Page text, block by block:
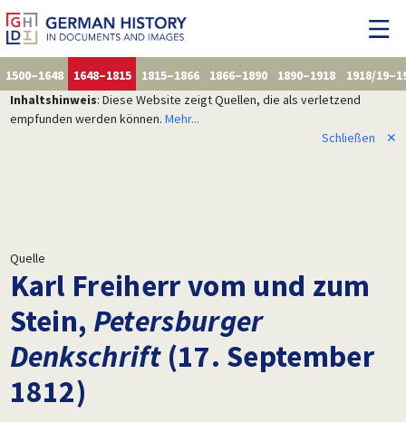
1500–1648 1648–1815 1815–1866 1866–1890 1890–1918
1918/
Inhaltshinweis: Diese Website zeigt Quellen, die als verletzend
empfunden werden können. Mehr...
Schließen
✕
Quelle
Karl Freiherr vom und zum
Stein, Petersburger
Denkschrift(17. September
1812)